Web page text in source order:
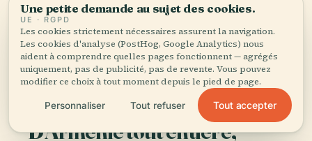
VOTRE CURATEUR PERSONNEL
Bibliothèque Nationale
D'Arménie tout entière,
Une petite demande au sujet des cookies.
UE · RGPD
Les cookies strictement nécessaires assurent la navigation.
Les cookies d'analyse (PostHog, Google Analytics) nous
aident à comprendre quelles pages fonctionnent — agrégés
uniquement, pas de publicité, pas de revente. Vous pouvez
modifier ce choix à tout moment depuis le pied de page.
Personnaliser Tout refuser Tout accepter